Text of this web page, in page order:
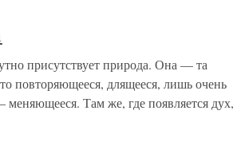
присутствует природа. Она — та
повторяющееся, длящееся, лишь очень
Там же, где появляется дух,